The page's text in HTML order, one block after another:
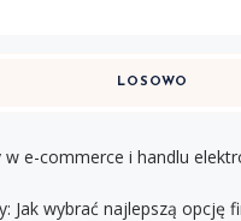
LOSOWO
e-commerce i handlu
Jak wybrać najlepszą opcję